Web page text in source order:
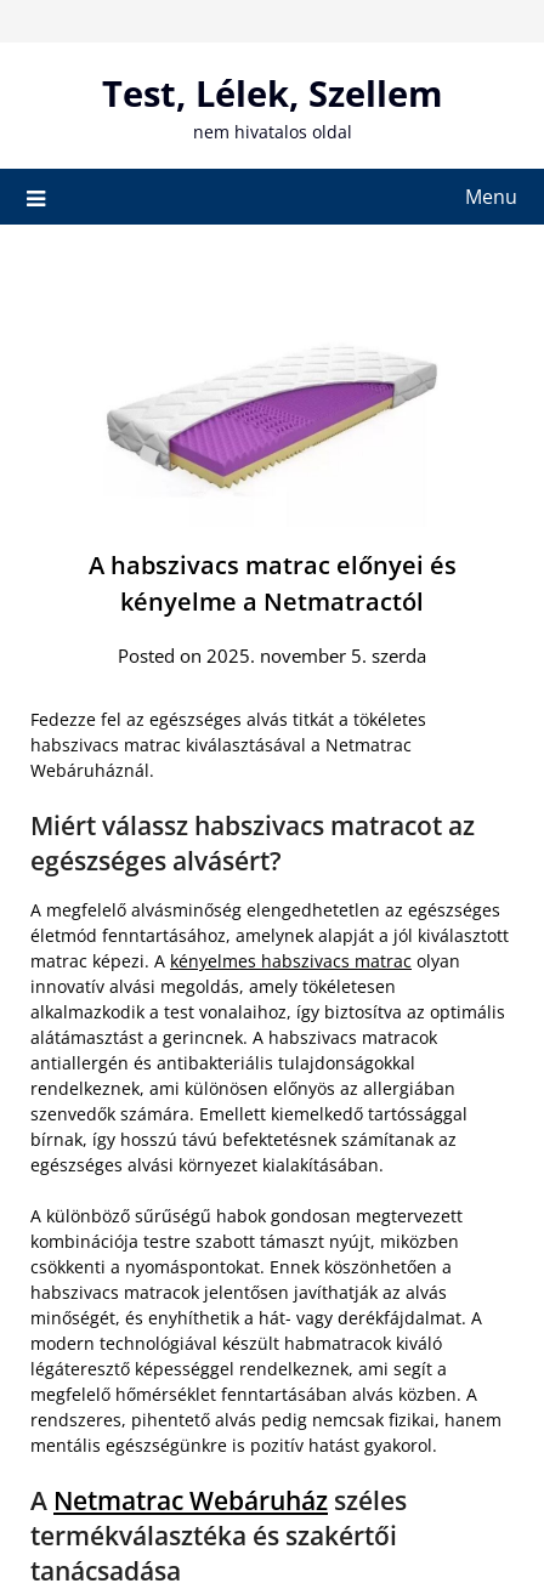
Test, Lélek, Szellem
nem hivatalos oldal
Menu
A habszivacs matrac előnyei és
kényelme a Netmatractól
Posted on 2025. november 5. szerda
Fedezze fel az egészséges alvás titkát a tökéletes
habszivacs matrac kiválasztásával a Netmatrac
Webáruháznál.
Miért válassz habszivacs matracot az
egészséges alvásért?
A megfelelő alvásminőség elengedhetetlen az egészséges
életmód fenntartásához, amelynek alapját a jól kiválasztott
matrac képezi. A kényelmes habszivacs matrac olyan
innovatív alvási megoldás, amely tökéletesen
alkalmazkodik a test vonalaihoz, így biztosítva az optimális
alátámasztást a gerincnek. A habszivacs matracok
antiallergén és antibakteriális tulajdonságokkal
rendelkeznek, ami különösen előnyös az allergiában
szenvedők számára. Emellett kiemelkedő tartóssággal
bírnak, így hosszú távú befektetésnek számítanak az
egészséges alvási környezet kialakításában.
A különböző sűrűségű habok gondosan megtervezett
kombinációja testre szabott támaszt nyújt, miközben
csökkenti a nyomáspontokat. Ennek köszönhetően a
habszivacs matracok jelentősen javíthatják az alvás
minőségét, és enyhíthetik a hát- vagy derékfájdalmat. A
modern technológiával készült habmatracok kiváló
légáteresztő képességgel rendelkeznek, ami segít a
megfelelő hőmérséklet fenntartásában alvás közben. A
rendszeres, pihentető alvás pedig nemcsak fizikai, hanem
mentális egészségünkre is pozitív hatást gyakorol.
A Netmatrac Webáruház széles
termékválasztéka és szakértői
tanácsadása